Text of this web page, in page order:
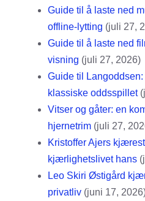
Guide til å laste ned
offline-lytting (juli 27,
Guide til å laste ned
visning (juli 27, 2026)
Guide til
klassiske oddsspillet
Vitser og gåter: en
hjernetrim (juli 27,
Kristoffer Ajers
kjærlighetslivet hans
Leo Skiri Østigård
privatliv (juni 17,